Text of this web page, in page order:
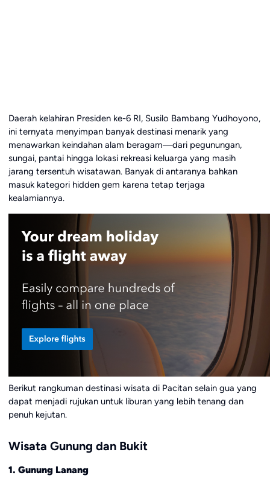
Daerah kelahiran Presiden ke-6 RI, Susilo Bambang Yudhoyono,
ini ternyata menyimpan banyak destinasi menarik yang
menawarkan keindahan alam beragam—dari pegunungan,
sungai, pantai hingga lokasi rekreasi keluarga yang masih
jarang tersentuh wisatawan. Banyak di antaranya bahkan
masuk kategori hidden gem karena tetap terjaga
kealamiannya.
Berikut rangkuman destinasi wisata di Pacitan selain gua yang
dapat menjadi rujukan untuk liburan yang lebih tenang dan
penuh kejutan.
Wisata Gunung dan Bukit
1. Gunung Lanang